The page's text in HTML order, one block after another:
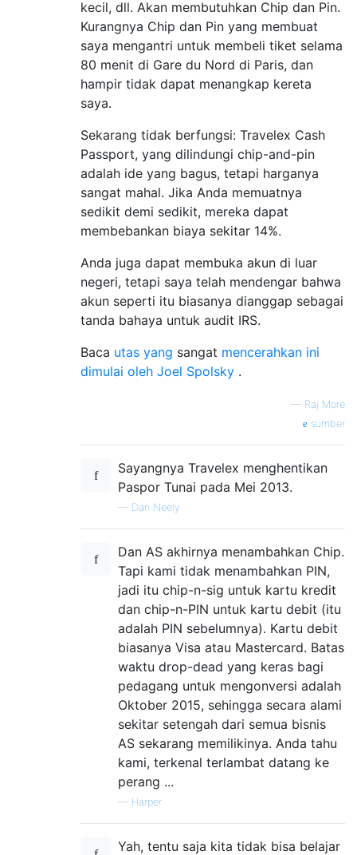
kecil, dll. Akan membutuhkan Chip dan Pin.
Kurangnya Chip dan Pin yang membuat
saya mengantri untuk membeli tiket selama
80 menit di Gare du Nord di Paris, dan
hampir tidak dapat menangkap kereta
saya.
Sekarang tidak berfungsi: Travelex Cash
Passport, yang dilindungi chip-and-pin
adalah ide yang bagus, tetapi harganya
sangat mahal. Jika Anda memuatnya
sedikit demi sedikit, mereka dapat
membebankan biaya sekitar 14%.
Anda juga dapat membuka akun di luar
negeri, tetapi saya telah mendengar bahwa
akun seperti itu biasanya dianggap sebagai
tanda bahaya untuk audit IRS.
Baca utas yang sangat mencerahkan ini
dimulai oleh Joel Spolsky .
— Raj More
sumber
Sayangnya Travelex menghentikan
Paspor Tunai pada Mei 2013.
— Dan Neely
Dan AS akhirnya menambahkan Chip.
Tapi kami tidak menambahkan PIN,
jadi itu chip-n-sig untuk kartu kredit
dan chip-n-PIN untuk kartu debit (itu
adalah PIN sebelumnya). Kartu debit
biasanya Visa atau Mastercard. Batas
waktu drop-dead yang keras bagi
pedagang untuk mengonversi adalah
Oktober 2015, sehingga secara alami
sekitar setengah dari semua bisnis
AS sekarang memilikinya. Anda tahu
kami, terkenal terlambat datang ke
perang ...
— Harper
Yah, tentu saja kita tidak bisa belajar